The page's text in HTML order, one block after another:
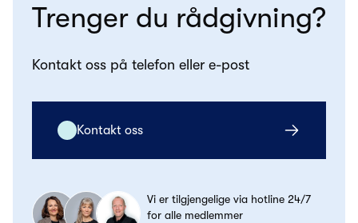
Trenger du rådgivning?
Kontakt oss på telefon eller e-post
Kontakt oss
Vi er tilgjengelige via hotline 24/7
for alle medlemmer